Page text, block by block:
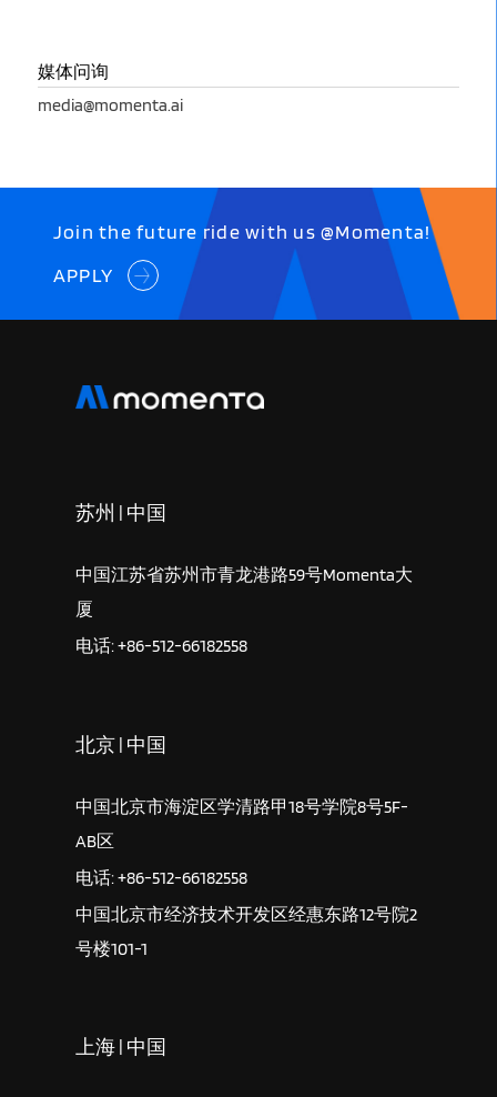
媒体问询
media@momenta.ai
Join the future ride with us @Momenta!
APPLY
苏州 | 中国
中国江苏省苏州市青龙港路59号Momenta大
厦
电话: +86-512-66182558
北京 | 中国
中国北京市海淀区学清路甲18号学院8号5F-
AB区
电话: +86-512-66182558
中国北京市经济技术开发区经惠东路12号院2
号楼101-1
上海 | 中国